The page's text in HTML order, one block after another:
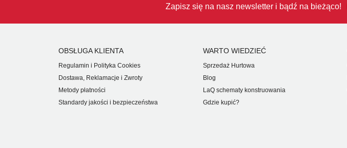
Zapisz się na nasz newsletter i bądź na bieżąco!
OBSŁUGA KLIENTA
Regulamin i Polityka Cookies
Dostawa, Reklamacje i Zwroty
Metody płatności
Standardy jakości i bezpieczeństwa
WARTO WIEDZIEĆ
Sprzedaż Hurtowa
Blog
LaQ schematy konstruowania
Gdzie kupić?